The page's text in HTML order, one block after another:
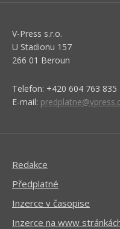
V-Press s.r.o.
U Stadionu 157
266 01 Beroun
Telefon: +420 604 763 835
E-mail:
Redakce
Předplatné
Inzerce v časopise
Inzerce na www